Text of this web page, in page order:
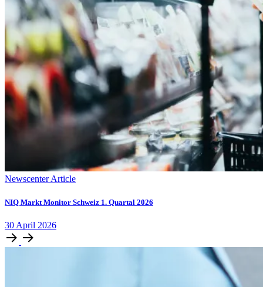
Newscenter Article
NIQ Markt Monitor Schweiz 1. Quartal 2026
30 April 2026